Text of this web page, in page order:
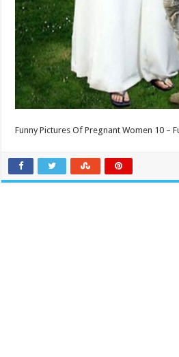
Funny Pictures Of Pregnant Women 10 –